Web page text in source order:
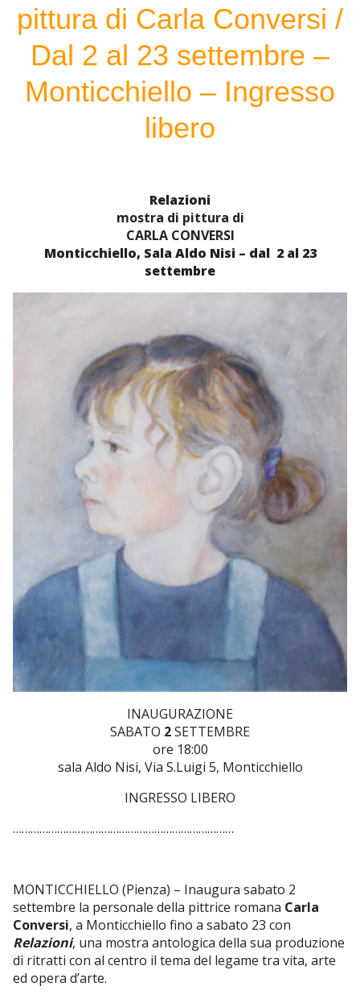
pittura di Carla Conversi /
Dal 2 al 23 settembre –
Monticchiello – Ingresso
libero
Relazioni
mostra di pittura di
CARLA CONVERSI
Monticchiello, Sala Aldo Nisi – dal 2 al 23
settembre
INAUGURAZIONE
SABATO 2SETTEMBRE
ore 18:00
sala Aldo Nisi, Via S.Luigi 5, Monticchiello
INGRESSO LIBERO
…………………………………………………………………
MONTICCHIELLO (Pienza) – Inaugura sabato 2
settembre la personale della pittrice romana Carla
Conversi, a Monticchiello fino a sabato 23 con
Relazioni, una mostra antologica della sua produzione
di ritratti con al centro il tema del legame tra vita, arte
ed opera d’arte.